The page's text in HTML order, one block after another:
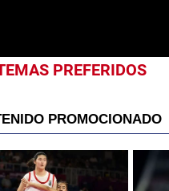
PREFERIDOS